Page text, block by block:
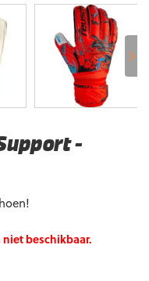
–
beschikbaar.